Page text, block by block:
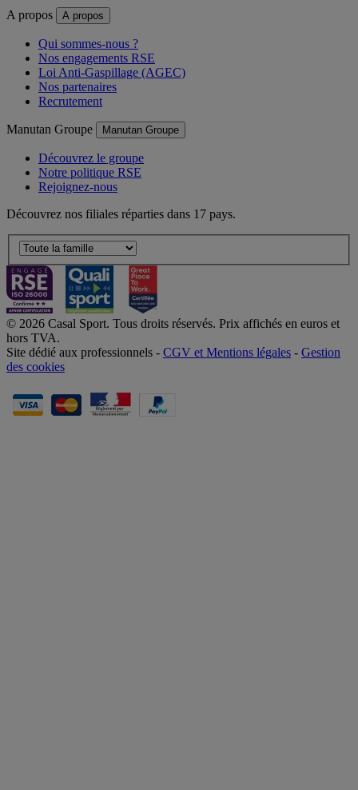
A propos A propos
Qui sommes-nous ?
Nos engagements RSE
Loi Anti-Gaspillage (AGEC)
Nos partenaires
Recrutement
Manutan Groupe Manutan Groupe
Découvrez le groupe
Notre politique RSE
Rejoignez-nous
Découvrez nos filiales réparties dans 17 pays.
© 2026 Casal Sport. Tous droits réservés. Prix affichés en euros et
hors TVA.
Site dédié aux professionnels - CGV et Mentions légales - Gestion
des cookies